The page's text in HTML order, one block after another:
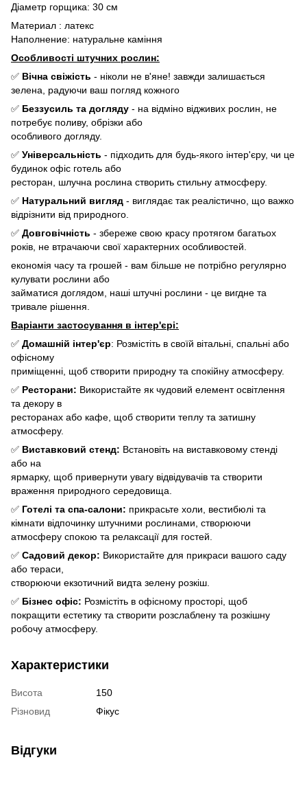
Діаметр горщика: 30 см
Материал : латекс
Наполнение: натуральне каміння
Особливості штучних рослин:
✅ Вічна свіжість - ніколи не в'яне! завжди залишається
зелена, радуючи ваш погляд кожного
✅ Беззусиль та догляду - на відміно відживих рослин, не
потребує поливу, обрізки або
особливого догляду.
✅ Універсальність - підходить для будь-якого інтер'єру, чи це
будинок офіс готель або
ресторан, шлучна рослина створить стильну атмосферу.
✅ Натуральний вигляд - виглядає так реалістично, що важко
відрізнити від природного.
✅ Довговічність - збереже свою красу протягом багатьох
років, не втрачаючи свої характерних особливостей.
економія часу та грошей - вам більше не потрібно регулярно
кулувати рослини або
займатися доглядом, наші штучні рослини - це вигдне та
тривале рішення.
Варіанти застосування в інтер'єрі:
✅ Домашній інтер'єр: Розмістіть в своїй вітальні, спальні або
офісному
приміщенні, щоб створити природну та спокійну атмосферу.
✅ Ресторани: Використайте як чудовий елемент освітлення
та декору в
ресторанах або кафе, щоб створити теплу та затишну
атмосферу.
✅ Виставковий стенд: Встановіть на виставковому стенді
або на
ярмарку, щоб привернути увагу відвідувачів та створити
враження природного середовища.
✅ Готелі та спа-салони: прикрасьте холи, вестибюлі та
кімнати відпочинку штучними рослинами, створюючи
атмосферу спокою та релаксації для гостей.
✅ Садовий декор: Використайте для прикраси вашого саду
або тераси,
створюючи екзотичний видта зелену розкіш.
✅ Бізнес офіс: Розмістіть в офісному просторі, щоб
покращити естетику та створити розслаблену та розкішну
робочу атмосферу.
Характеристики
Висота
150
Різновид
Фікус
Відгуки